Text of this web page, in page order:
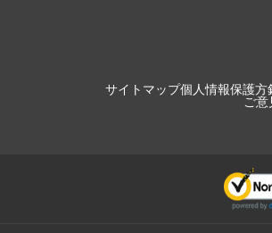
サイトマップ個人情報保護方
ご意